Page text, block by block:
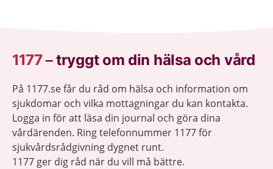
1177–tryggt om din hälsa och vård
På 1177.se får du råd om hälsa och information om
sjukdomar och vilka mottagningar du kan kontakta.
Logga in för att läsa din journal och göra dina
vårdärenden. Ring telefonnummer 1177 för
sjukvårdsrådgivning dygnet runt.
1177 ger dig råd när du vill må bättre.